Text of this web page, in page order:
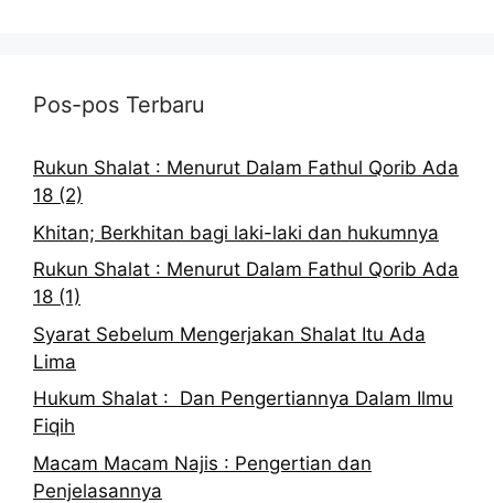
Pos-pos Terbaru
Rukun Shalat : Menurut Dalam Fathul Qorib Ada
18 (2)
Khitan; Berkhitan bagi laki-laki dan hukumnya
Rukun Shalat : Menurut Dalam Fathul Qorib Ada
18 (1)
Syarat Sebelum Mengerjakan Shalat Itu Ada
Lima
Hukum Shalat : Dan Pengertiannya Dalam Ilmu
Fiqih
Macam Macam Najis : Pengertian dan
Penjelasannya